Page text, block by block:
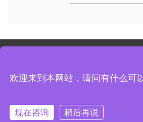
苏ICP备18055778号-2
地址：南京市鼓楼区汉口路22号（鼓楼校区）
欢迎来到本网站，请问有什么可
现在咨询 稍后再说